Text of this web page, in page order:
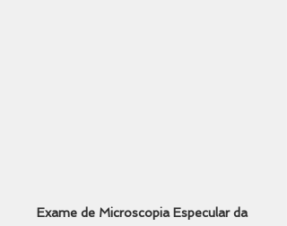
Exame de Microscopia Especular da